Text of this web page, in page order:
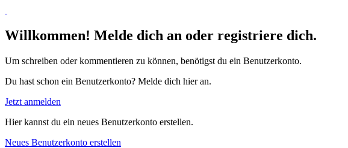
Willkommen! Melde dich an oder registriere dich.
Um schreiben oder kommentieren zu können, benötigst du ein Benutzerkonto.
Du hast schon ein Benutzerkonto? Melde dich hier an.
Jetzt anmelden
Hier kannst du ein neues Benutzerkonto erstellen.
Neues Benutzerkonto erstellen